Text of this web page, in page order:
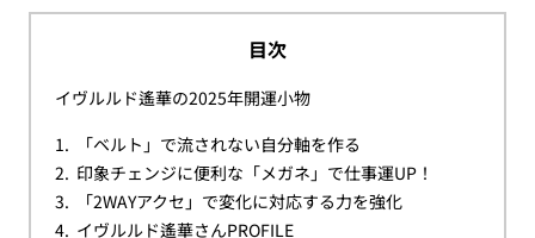
目次
イヴルルド遙華の2025年開運小物
「ベルト」で流されない自分軸を作る
印象チェンジに便利な「メガネ」で仕事運UP！
「2WAYアクセ」で変化に対応する力を強化
イヴルルド遙華さんPROFILE